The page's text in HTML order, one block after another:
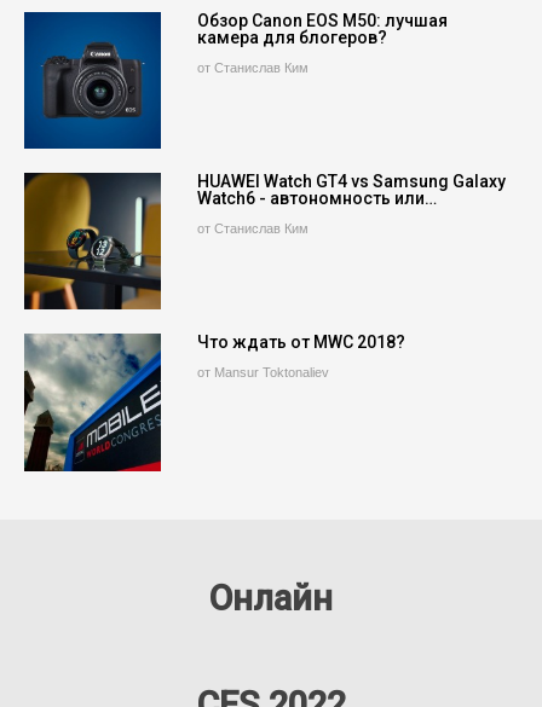
Обзор Canon EOS M50: лучшая
камера для блогеров?
от Станислав Ким
HUAWEI Watch GT4 vs Samsung Galaxy
Watch6 - автономность или…
от Станислав Ким
Что ждать от MWC 2018?
от Mansur Toktonaliev
Онлайн